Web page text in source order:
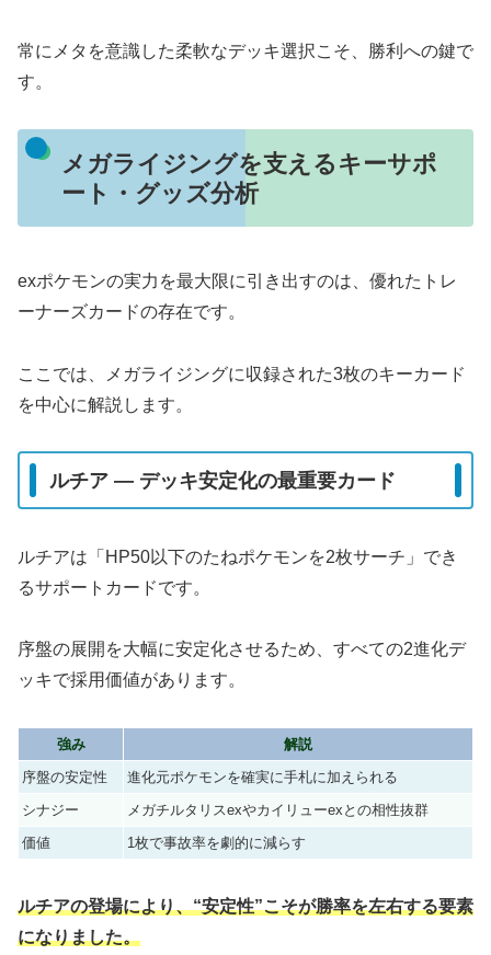
常にメタを意識した柔軟なデッキ選択こそ、勝利への鍵で
す。
メガライジングを支えるキーサポ
ート・グッズ分析
exポケモンの実力を最大限に引き出すのは、優れたトレ
ーナーズカードの存在です。
ここでは、メガライジングに収録された3枚のキーカード
を中心に解説します。
ルチア ― デッキ安定化の最重要カード
ルチアは「HP50以下のたねポケモンを2枚サーチ」でき
るサポートカードです。
序盤の展開を大幅に安定化させるため、すべての2進化デ
ッキで採用価値があります。
強み
解説
序盤の安定性
進化元ポケモンを確実に手札に加えられる
シナジー
メガチルタリスexやカイリューexとの相性抜群
価値
1枚で事故率を劇的に減らす
ルチアの登場により、“安定性”こそが勝率を左右する要素
になりました。